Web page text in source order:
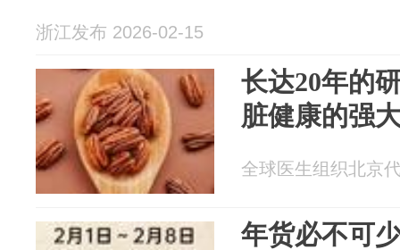
浙江发布 2026-02-15
长达20年的
脏健康的强
全球医生组织北京
年货必不可